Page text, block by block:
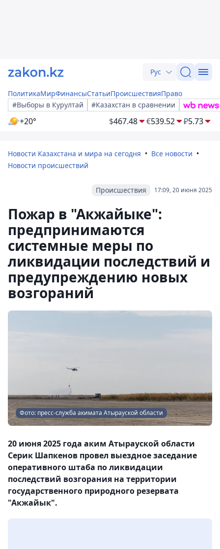
Рус
ПолитикаМирФинансыСтатьиПроисшествияПраво
#Выборы в Курултай
#Казахстан в сравнении
+20° $467.48 €539.52 ₽5.73
Новости Казахстана и мира на сегодня
Все новости
Новости происшествий
17:09, 20 июня 2025
Происшествия
Пожар в "Акжайыке":
предпринимаются
системные меры по
ликвидации последствий и
предупреждению новых
возгораний
Фото: пресс-служба акимата Атырауской области
20 июня 2025 года аким Атырауской области
Серик Шапкенов провел выездное заседание
оперативного штаба по ликвидации
последствий возгорания на территории
государственного природного резервата
"Акжайык".